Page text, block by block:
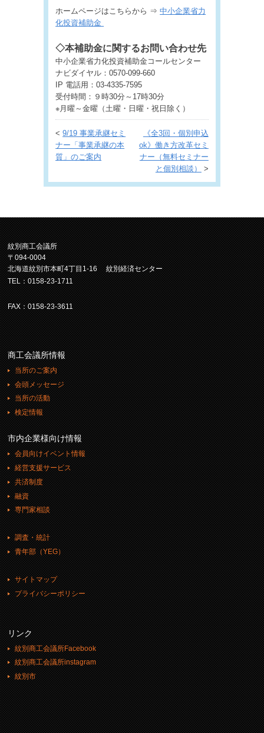
ホームページはこちらから ⇒中小企業省力
化投資補助金
◇本補助金に関するお問い合わせ先
中小企業省力化投資補助金コールセンター
ナビダイヤル：0570-099-660
IP 電話用：03-4335-7595
受付時間：９時30分～17時30分
※月曜～金曜（土曜・日曜・祝日除く）
<9/19 事業承継セミ
ナー「事業承継の本
質」のご案内
《全3回・個別申込
ok》働き方改革セミ
ナー（無料セミナー
と個別相談）
>
紋別商工会議所
〒094-0004
北海道紋別市本町4丁目1-16 紋別経済センター
TEL：0158-23-1711
FAX：0158-23-3611
商工会議所情報
当所のご案内
会頭メッセージ
当所の活動
検定情報
市内企業様向け情報
会員向けイベント情報
経営支援サービス
共済制度
融資
専門家相談
調査・統計
青年部（YEG）
サイトマップ
プライバシーポリシー
リンク
紋別商工会議所Facebook
紋別商工会議所instagram
紋別市